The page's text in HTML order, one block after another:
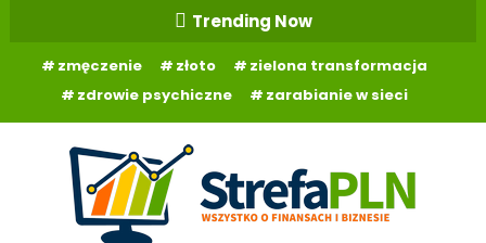
Content
Trending Now
zmęczenie złoto
zielona transformacja
zdrowie psychiczne
zarabianie w sieci